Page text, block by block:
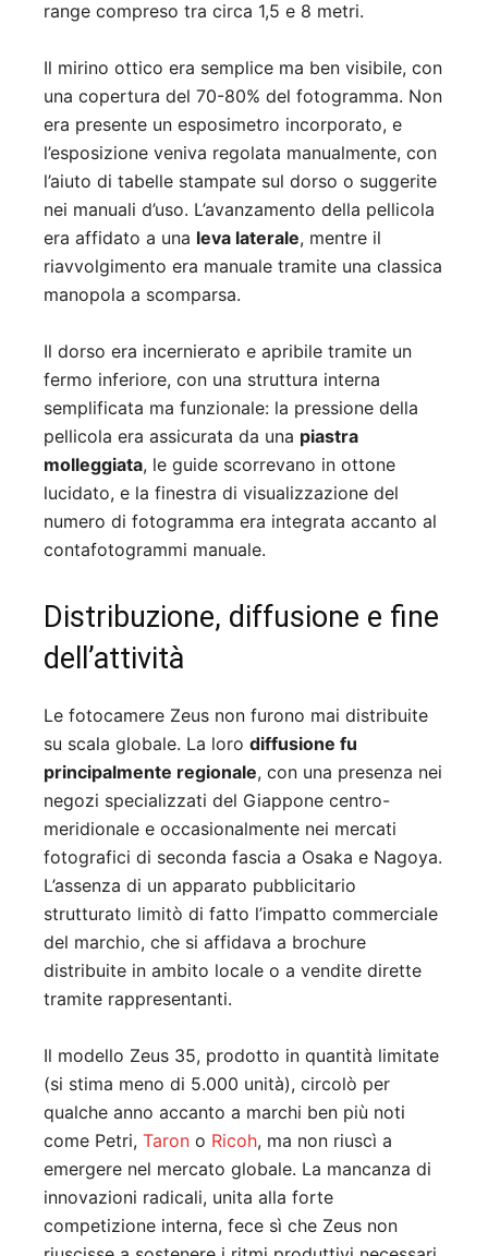
range compreso tra circa 1,5 e 8 metri.
Il mirino ottico era semplice ma ben visibile, con
una copertura del 70-80% del fotogramma. Non
era presente un esposimetro incorporato, e
l’esposizione veniva regolata manualmente, con
l’aiuto di tabelle stampate sul dorso o suggerite
nei manuali d’uso. L’avanzamento della pellicola
era affidato a una leva laterale, mentre il
riavvolgimento era manuale tramite una classica
manopola a scomparsa.
Il dorso era incernierato e apribile tramite un
fermo inferiore, con una struttura interna
semplificata ma funzionale: la pressione della
pellicola era assicurata da una piastra
molleggiata, le guide scorrevano in ottone
lucidato, e la finestra di visualizzazione del
numero di fotogramma era integrata accanto al
contafotogrammi manuale.
Distribuzione, diffusione e fine
dell’attività
Le fotocamere Zeus non furono mai distribuite
su scala globale. La loro diffusione fu
principalmente regionale, con una presenza nei
negozi specializzati del Giappone centro-
meridionale e occasionalmente nei mercati
fotografici di seconda fascia a Osaka e Nagoya.
L’assenza di un apparato pubblicitario
strutturato limitò di fatto l’impatto commerciale
del marchio, che si affidava a brochure
distribuite in ambito locale o a vendite dirette
tramite rappresentanti.
Il modello Zeus 35, prodotto in quantità limitate
(si stima meno di 5.000 unità), circolò per
qualche anno accanto a marchi ben più noti
come Petri, Taron o Ricoh, ma non riuscì a
emergere nel mercato globale. La mancanza di
innovazioni radicali, unita alla forte
competizione interna, fece sì che Zeus non